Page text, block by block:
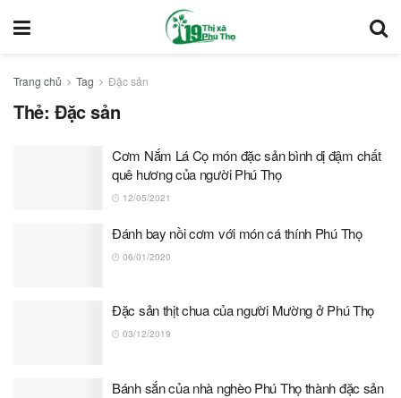
Trang chủ Tag Đặc sản
Thẻ: Đặc sản
Cơm Nắm Lá Cọ món đặc sản bình dị đậm chất
quê hương của người Phú Thọ
12/05/2021
Đánh bay nồi cơm với món cá thính Phú Thọ
06/01/2020
Đặc sản thịt chua của người Mường ở Phú Thọ
03/12/2019
Bánh sắn của nhà nghèo Phú Thọ thành đặc sản